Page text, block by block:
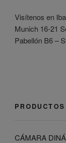
Visítenos en
Munich 16-21
Pabellón B6 –
CÁMARA